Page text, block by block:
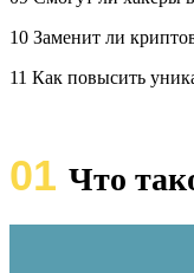
10 Заменит ли
11 Как повысить
01 Что